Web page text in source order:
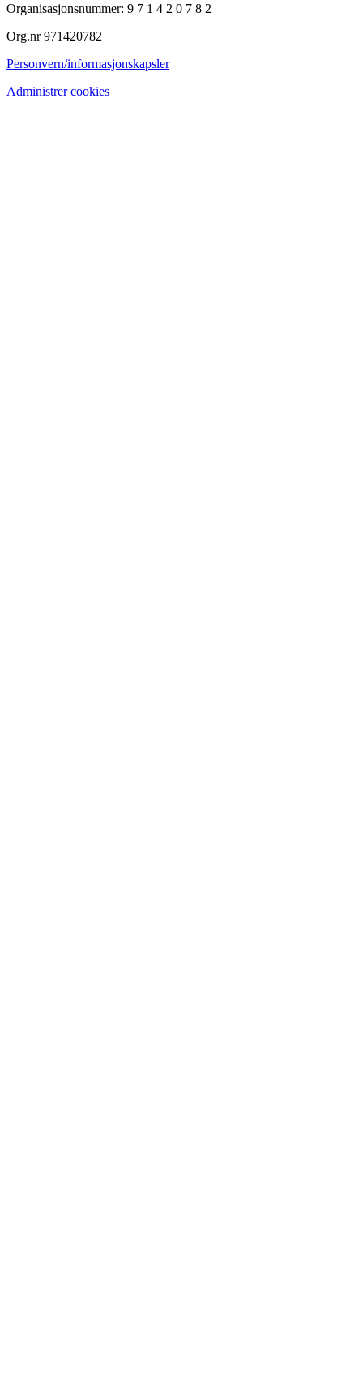
Organisasjonsnummer: 9 7 1 4 2 0 7 8 2
Org.nr 971420782
Personvern/informasjonskapsler
Administrer cookies